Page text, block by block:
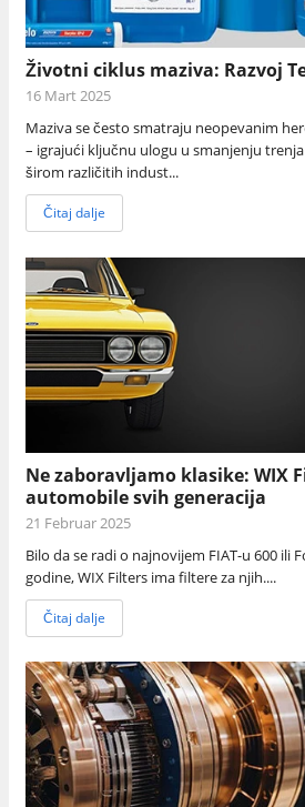
Životni ciklus maziva: Razvoj
16 Mart 2025
Maziva se često smatraju neopevanim
– igrajući ključnu ulogu u smanjenju
širom različitih indust...
Čitaj dalje
Ne zaboravljamo klasike: WIX
automobile svih generacija
21 Februar 2025
Bilo da se radi o najnovijem FIAT-u 600 ili
godine, WIX Filters ima filtere za njih....
Čitaj dalje